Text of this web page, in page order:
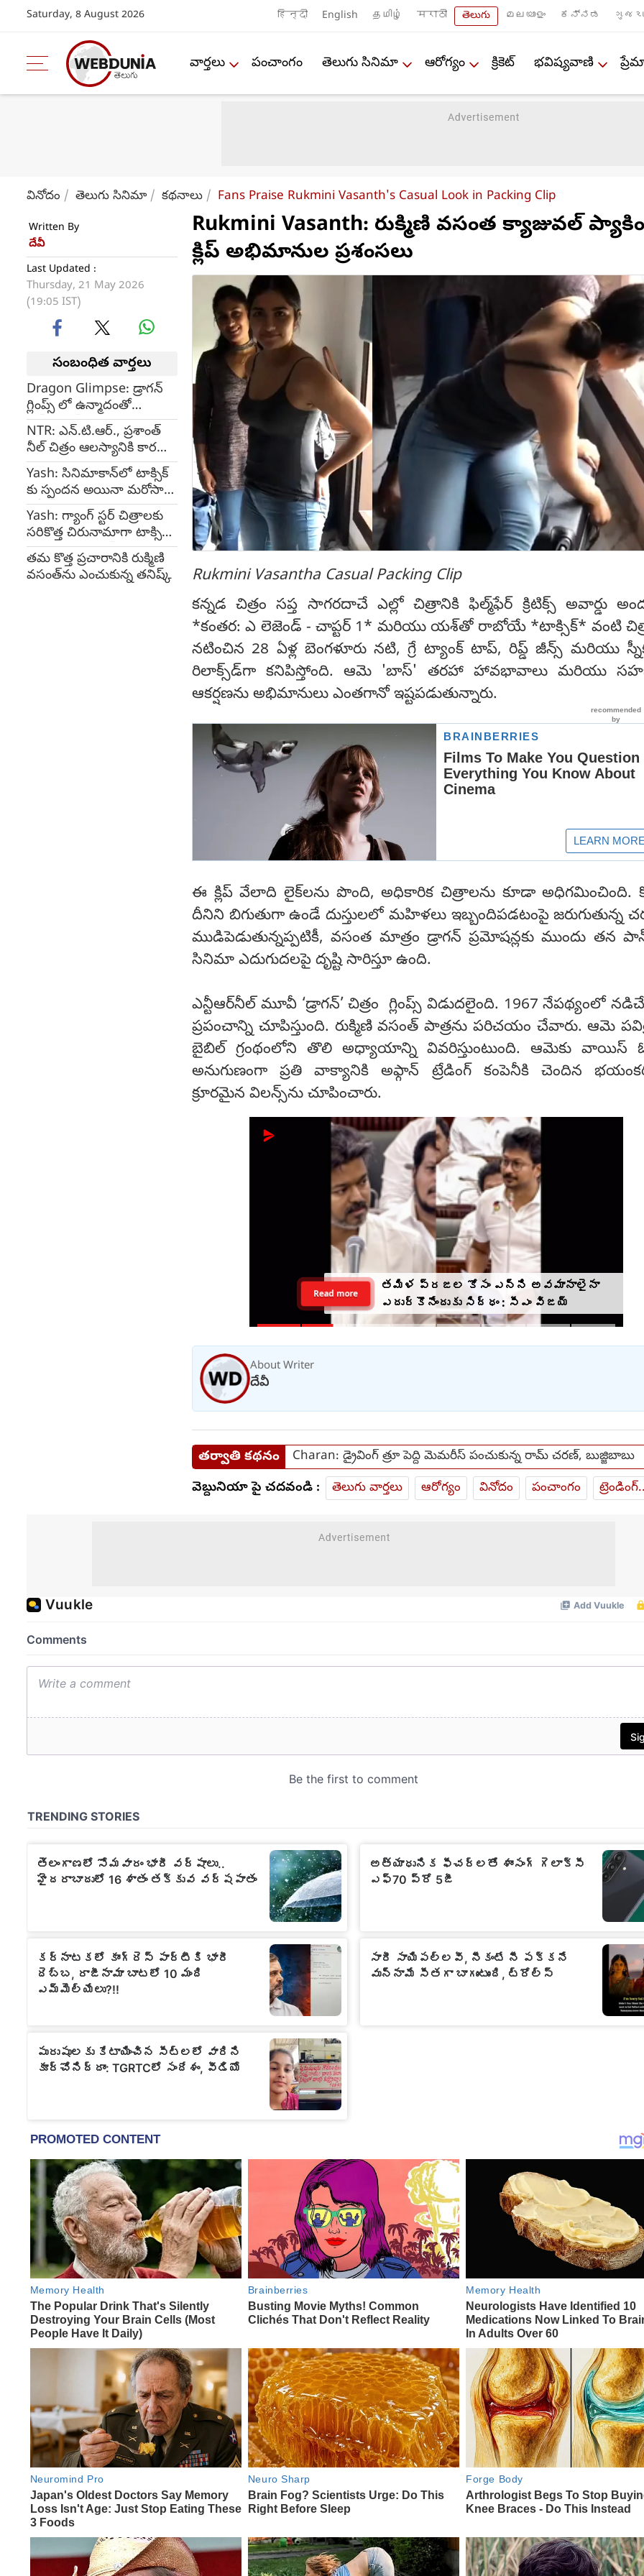
Saturday, 8 August 2026 हिन्दी English தமிழ் मराठी తెలుగు മലയാളം ಕನ್ನಡ
వార్తలు పంచాంగం తెలుగు సినిమా ఆరోగ్యం క్రికెట్ భవిష్యవాణి
వినోదం తెలుగు సినిమా కథనాలు Fans Praise Rukmini Vasanth's Casual Look in Packing Clip
Written By
దేవీ
Last Updated :
Thursday, 21 May 2026
(19:05 IST)
సంబంధిత వార్తలు
Dragon Glimpse: డ్రాగన్
గ్లింప్స్ లో ఉన్మాదంతో
ఎన్.టి.ఆర్. జీవించాడంటున్న
అభిమానులు
NTR: ఎన్.టి.ఆర్., ప్రశాంత్
నీల్ చిత్రం ఆలస్యానికి కారణం
అదే అన్న నిర్మాత
Yash: సినిమాకాన్‌లో టాక్సిక్
కు స్పందన అయినా మరోసారి
రిలీజ్ వాయిదా
Yash: గ్యాంగ్ స్టర్ చిత్రాలకు
సరికొత్త చిరునామాగా టాక్సిక్
ఉంటుందన్న యశ్
తమ కొత్త ప్రచారానికి రుక్మిణి
వసంత్‌ను ఎంచుకున్న తనిష్క్
Rukmini Vasanth: రుక్మిణి వసంత క్యాజువల్
క్లిప్ అభిమానుల ప్రశంసలు
Rukmini Vasantha Casual Packing Clip
కన్నడ చిత్రం సప్త సాగరదాచే ఎల్లో చిత్రానికి ఫిల్మ్‌ఫేర్ క్రిటిక్స్ అవార్డు
*కంతర: ఎ లెజెండ్ - చాప్టర్ 1* మరియు యశ్‌తో రాబోయే *టాక్సిక్* వంటి
నటించిన 28 ఏళ్ల బెంగళూరు నటి, గ్రే ట్యాంక్ టాప్, రిప్డ్ జీన్స్ మరియు
రిలాక్స్‌డ్‌గా కనిపిస్తోంది. ఆమె 'బాస్' తరహా హావభావాలు మరియు
ఆకర్షణను అభిమానులు ఎంతగానో ఇష్టపడుతున్నారు.
ఈ క్లిప్ వేలాది లైక్‌లను పొంది, అధికారిక చిత్రాలను కూడా అధిగమించింది.
దీనిని బిగుతుగా ఉండే దుస్తులలో మహిళలు ఇబ్బందిపడటంపై జరుగుతున్న
ముడిపెడుతున్నప్పటికీ, వసంత మాత్రం డ్రాగన్ ప్రమోషన్లకు ముందు తన
సినిమా ఎదుగుదలపై దృష్టి సారిస్తూ ఉంది.
ఎన్టీఆర్‌నీల్ మూవీ ‘డ్రాగ‌న్‌’ చిత్రం గ్లింప్స్ విడుదలైంది. 1967 నేపథ్యంలో
ప్రపంచాన్ని చూపిస్తుంది. రుక్మిణి వ‌సంత్ పాత్ర‌ను ప‌రిచ‌యం చేవారు. ఆమె
బైబిల్ గ్రంథంలోని తొలి అధ్యాయాన్ని వివ‌రిస్తుంటుంది. ఆమెకు వాయిస్
అనుగుణంగా ప్ర‌తి వాక్యానికి అఫ్గాన్ ట్రేడింగ్ కంపెనీకి చెందిన
క్రూర‌మైన విల‌న్స్‌ను చూపించారు.
తమిళ ప్రజల కోసం ఎన్ని అవమానాలైనా
ఎదుర్కొనేందుకు సిద్ధం : సీఎం విజయ్
Read more
About Writer
దేవీ
తర్వాతి కథనం Charan: డ్రైవింగ్ త్రూ పెద్ది మెమరీస్ పంచుకున్న రామ్ చరణ్, బుజ్జిబాబు
వెబ్దునియా పై చదవండి : తెలుగు వార్తలు ఆరోగ్యం వినోదం పంచాంగం ట్రెండింగ్..